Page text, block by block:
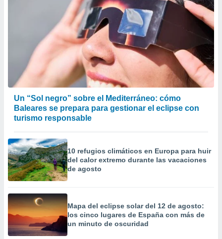
Un “Sol negro” sobre el Mediterráneo: cómo
Baleares se prepara para gestionar el eclipse con
turismo responsable
10 refugios climáticos en Europa para huir
del calor extremo durante las vacaciones
de agosto
Mapa del eclipse solar del 12 de agosto:
los cinco lugares de España con más de
un minuto de oscuridad